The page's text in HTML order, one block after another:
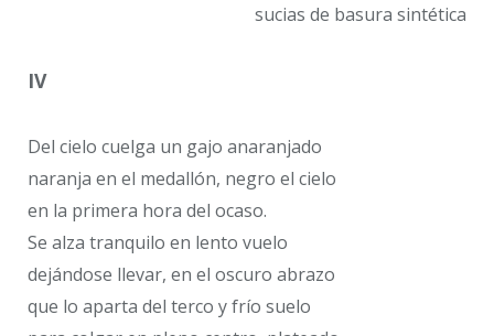
sucias de basura sintética
IV
Del cielo cuelga un gajo anaranjado
naranja en el medallón, negro el cielo
en la primera hora del ocaso.
Se alza tranquilo en lento vuelo
dejándose llevar, en el oscuro abrazo
que lo aparta del terco y frío suelo